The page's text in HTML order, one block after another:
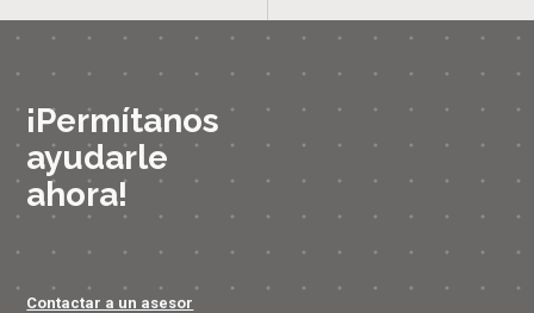
¡Permítanos
ayudarle
ahora!
Contactar a un asesor